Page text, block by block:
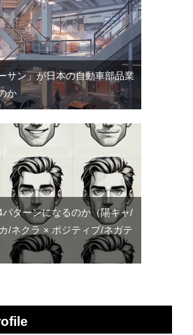
サン」が日本の自動車部品業
か
ターンになるのか（陽キャ/
/ネクラ × ポジティブ/ネガテ